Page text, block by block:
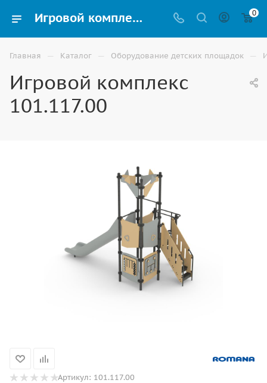
Игровой комплекс 101.117.00 купить для улицы в Элисте 0
Главная — Каталог — Оборудование детских площадок —
Игровой комплекс
101.117.00
Артикул: 101.117.00